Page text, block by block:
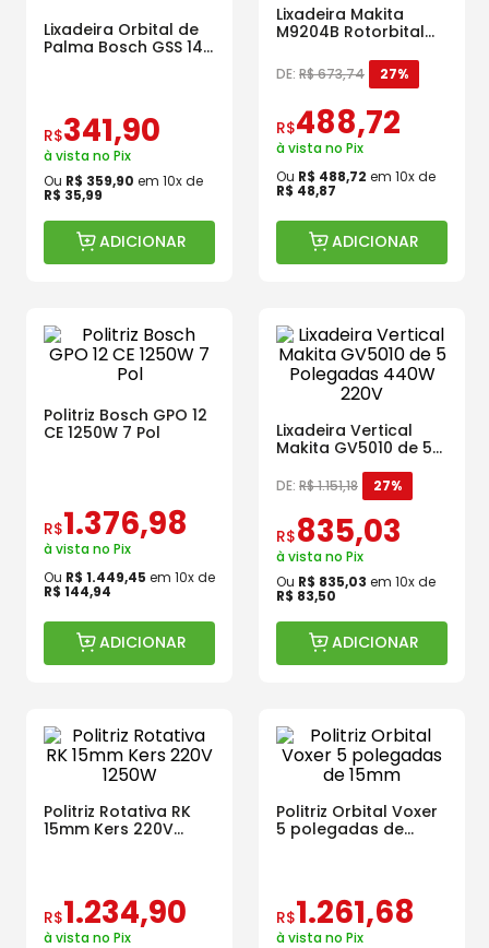
Lixadeira Orbital de
Palma Bosch GSS 140
R$341,90
à vista no Pix
Ou R$ 359,90 em 10x de
R$ 35,99
ADICIONAR
Lixadeira Makita
M9204B Rotorbital
DE: R$673,74 27%
R$488,72
à vista no Pix
Ou R$ 488,72 em 10x de
R$ 48,87
ADICIONAR
Politriz Bosch GPO 12
CE 1250W 7 Pol
R$1.376,98
à vista no Pix
Ou R$ 1.449,45 em 10x de
R$ 144,94
ADICIONAR
Lixadeira Vertical
Makita GV5010 de 5
220V
DE: R$1.151,18 27%
R$835,03
à vista no Pix
Ou R$ 835,03 em 10x de
R$ 83,50
ADICIONAR
Politriz Rotativa RK
15mm Kers 220V
R$1.234,90
à vista no Pix
Politriz Orbital Voxer
5 polegadas de
15mm
R$1.261,68
à vista no Pix